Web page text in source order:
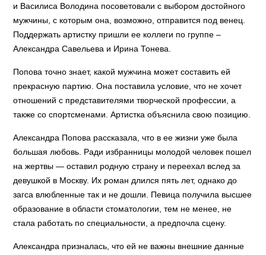
и Василиса Володина посоветовали с выбором достойного
мужчины, с которым она, возможно, отправится под венец.
Поддержать артистку пришли ее коллеги по группе –
Александра Савельева и Ирина Тонева.
Попова точно знает, какой мужчина может составить ей
прекрасную партию. Она поставила условие, что не хочет
отношений с представителями творческой профессии, а
также со спортсменами. Артистка объяснила свою позицию.
Александра Попова рассказала, что в ее жизни уже была
большая любовь. Ради избранницы молодой человек пошел
на жертвы — оставил родную страну и переехал вслед за
девушкой в Москву. Их роман длился пять лет, однако до
загса влюбленные так и не дошли. Певица получила высшее
образование в области стоматологии, тем не менее, не
стала работать по специальности, а предпочла сцену.
Александра призналась, что ей не важны внешние данные